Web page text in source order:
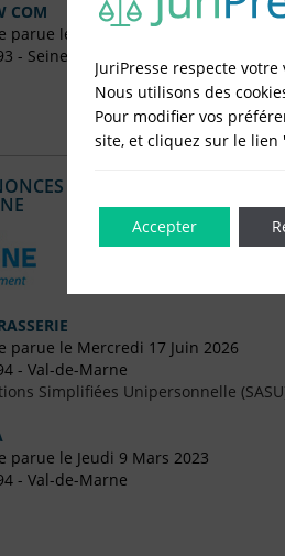
COM
parue le Vendredi 8 Janvier 2016
- Seine-Saint-Denis
LÉGALES PUBLIÉES EN
parue le Mercredi 17 Juin 2026
- Val-de-Marne
Simplifiées Unipersonnelle
parue le Jeudi 9 Mars 2023
- Val-de-Marne
JuriPresse respecte
Nous utilisons des
Pour modifier vos
site, et cliquez sur le lien
Accepter